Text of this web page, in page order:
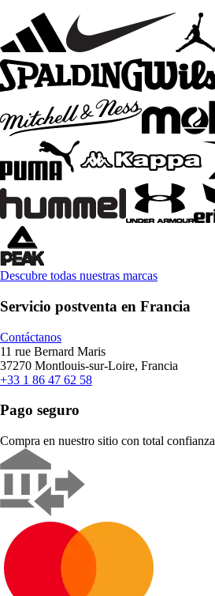
Descubre todas nuestras marcas
Servicio postventa en Francia
Contáctanos
11 rue Bernard Maris
37270 Montlouis-sur-Loire, Francia
+33 1 86 47 62 58
Pago seguro
Compra en nuestro sitio con total confianza